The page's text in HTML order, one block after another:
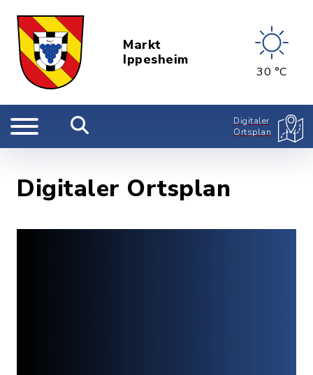
Markt
Ippesheim
30 °C
Digitaler
Ortsplan
Digitaler Ortsplan